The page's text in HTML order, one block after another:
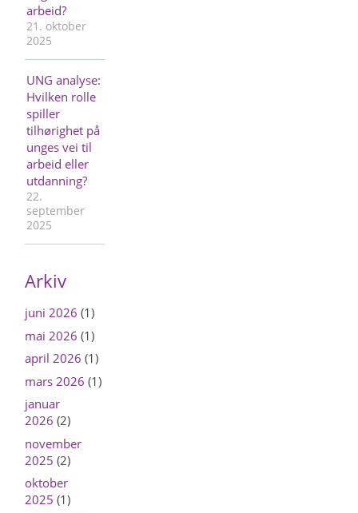
arbeid?
21. oktober
2025
UNG analyse:
Hvilken rolle
spiller
tilhørighet på
unges vei til
arbeid eller
utdanning?
22.
september
2025
Arkiv
juni 2026 (1)
mai 2026 (1)
april 2026 (1)
mars 2026 (1)
januar
2026 (2)
november
2025 (2)
oktober
2025 (1)